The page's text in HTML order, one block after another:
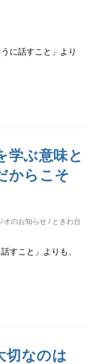
に話すこと」より
学ぶ意味と
からこそ
オのお知らせ / ときわ台
すこと」よりも、
切なのは